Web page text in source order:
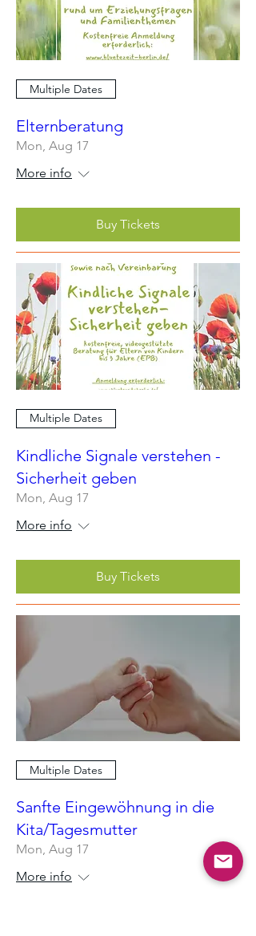
Multiple Dates
Elternberatung
Mon, Aug 17
More info
Buy Tickets
Multiple Dates
Kindliche Signale verstehen -
Sicherheit geben
Mon, Aug 17
More info
Buy Tickets
Multiple Dates
Sanfte Eingewöhnung in die
Kita/Tagesmutter
Mon, Aug 17
More info